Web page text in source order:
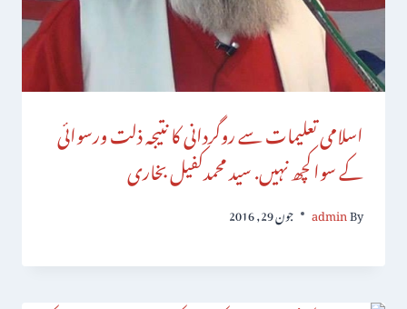
اسلامی تعلیمات سے روگردانی کا نتیجہ ذلت ورسوائی
کے سواکچھ نہیں. سید محمدکفیل بخاری
By
admin جون 29, 2016